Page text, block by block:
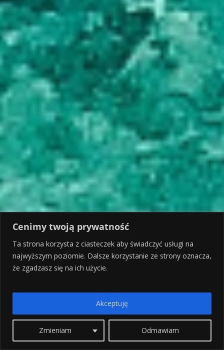
Cenimy twoją prywatność
Ta strona korzysta z ciasteczek aby świadczyć usługi na
najwyższym poziomie. Dalsze korzystanie ze strony oznacza,
że zgadzasz się na ich użycie.
Zmieniam Odmawiam
Akceptuję
Kreta Zachodnia moim
okiem